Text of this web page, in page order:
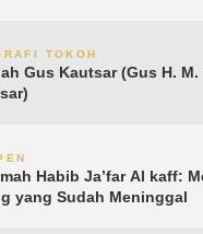
TOKOH
Gus Kautsar (Gus H. M.
Habib Ja’far Al kaff:
yang Sudah Meninggal